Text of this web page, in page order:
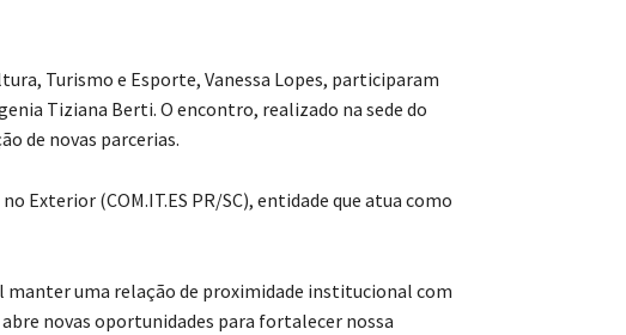
Turismo e Esporte, Vanessa Lopes, participaram
Tiziana Berti. O encontro, realizado na sede do
de novas parcerias.
Exterior (COM.IT.ES PR/SC), entidade que atua como
manter uma relação de proximidade institucional com
novas oportunidades para fortalecer nossa